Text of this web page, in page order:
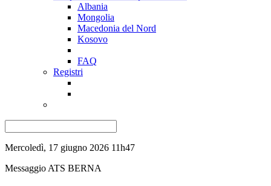
Albania
Mongolia
Macedonia del Nord
Kosovo
FAQ
Registri
Mercoledì, 17 giugno 2026 11h47
Messaggio ATS BERNA